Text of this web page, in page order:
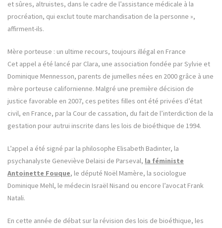
et sûres, altruistes, dans le cadre de l’assistance médicale à la
procréation, qui exclut toute marchandisation de la personne »,
affirment-ils.
Mère porteuse : un ultime recours, toujours illégal en France
Cet appel a été lancé par Clara, une association fondée par Sylvie et
Dominique Mennesson, parents de jumelles nées en 2000 grâce à une
mère porteuse californienne. Malgré une première décision de
justice favorable en 2007, ces petites filles ont été privées d’état
civil, en France, par la Cour de cassation, du fait de l’interdiction de la
gestation pour autrui inscrite dans les lois de bioéthique de 1994.
L’appel a été signé par la philosophe Elisabeth Badinter, la
psychanalyste Geneviève Delaisi de Parseval, la féministe
Antoinette Fouque, le député Noël Mamère, la sociologue
Dominique Mehl, le médecin Israël Nisand ou encore l’avocat Frank
Natali.
En cette année de débat sur la révision des lois de bioéthique, les